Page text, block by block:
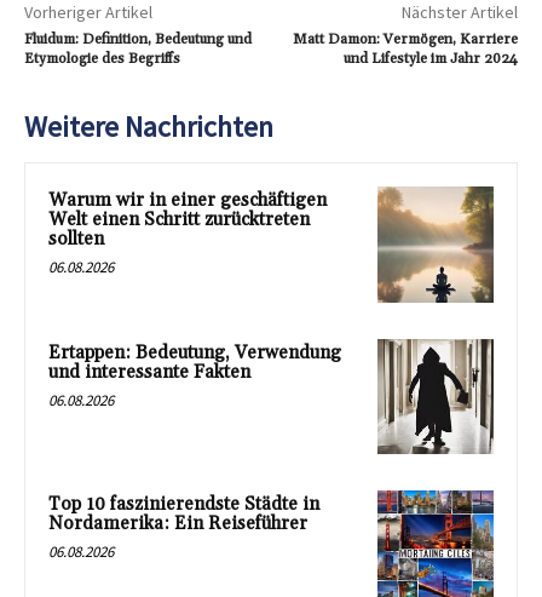
Vorheriger Artikel
Fluidum: Definition, Bedeutung und
Etymologie des Begriffs
Nächster Artikel
Matt Damon: Vermögen, Karriere
und Lifestyle im Jahr 2024
Weitere Nachrichten
Warum wir in einer geschäftigen
Welt einen Schritt zurücktreten
sollten
06.08.2026
Ertappen: Bedeutung, Verwendung
und interessante Fakten
06.08.2026
Top 10 faszinierendste Städte in
Nordamerika: Ein Reiseführer
06.08.2026